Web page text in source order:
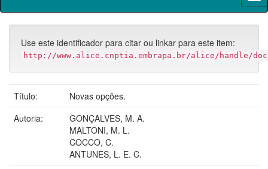
Use este identificador para citar ou linkar para este item:
http://www.alice.cnptia.embrapa.br/alice/handle/doc/
Título:
Novas opções.
Autoria:
GONÇALVES, M. A.
MALTONI, M. L.
COCCO, C.
ANTUNES, L. E. C.